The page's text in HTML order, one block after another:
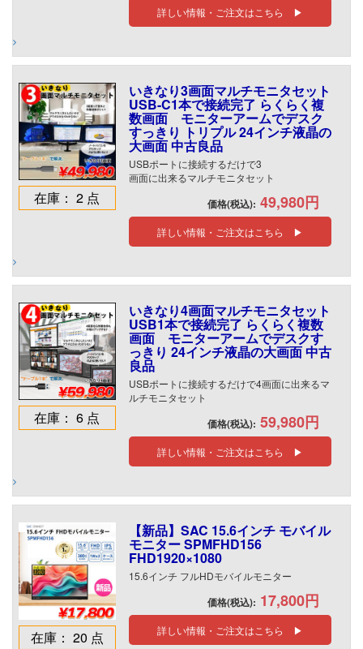
詳しい情報・ご注文はこちら ▶
在庫： 2 点
いきなり3画面マルチモニタセット
USB-C1本で接続完了 らくらく複
数画面 モニターアームでデスク
すっきり トリプル 24インチ液晶の
大画面 中古良品
USBポートに接続するだけで3
画面に出来るマルチモニタセット
価格(税込): 49,980円
詳しい情報・ご注文はこちら ▶
在庫： 6 点
いきなり4画面マルチモニタセット
USB1本で接続完了 らくらく複数
画面 モニターアームでデスクす
っきり 24インチ液晶の大画面 中古
良品
USBポートに接続するだけで4画面に出来るマ
ルチモニタセット
価格(税込): 59,980円
詳しい情報・ご注文はこちら ▶
在庫： 20 点
【新品】SAC 15.6インチ モバイル
モニター SPMFHD156
FHD1920×1080
15.6インチ フルHDモバイルモニター
価格(税込): 17,800円
詳しい情報・ご注文はこちら ▶